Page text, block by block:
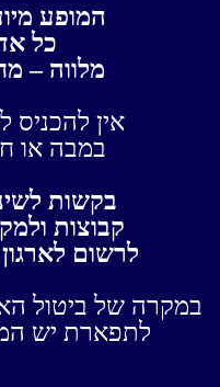
המופע
כל
מלווה –
אין להכניס
במבה או
בקשות
קבוצות
לרשום
במקרה של ביטול
לתפארת יש